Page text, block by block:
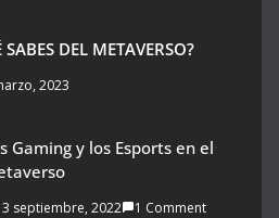
SABES DEL METAVERSO?
2023
Gaming y los Esports en el
septiembre, 2022 1 Comment